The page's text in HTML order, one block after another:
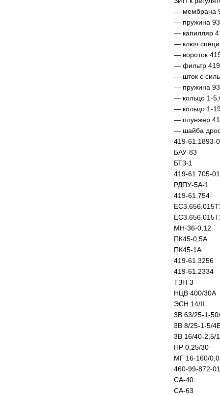
— мембрана
— пружина
— капилляр
— ключ
— вороток
— фильтр
— шток с
— пружина
— кольцо 1-
— кольцо 1-
— плунжер
— шайба
419-61.1893-
БАУ-83
БТЗ-1
419-61.705-01
РДПУ-5А-1
419-61.754
МН-36-0,12
ПК45-0,5А
ПК45-1А
419-61.3256
419-61.2334
ТЗН-3
НЦВ 400/30А
ЭСН 14/II
3В 63/25-1-
3В 8/25-1-5/
3В 16/40-2,5/
НР 0,25/30
МГ 16-160/
460-99-872-01
СА-40
СА-63